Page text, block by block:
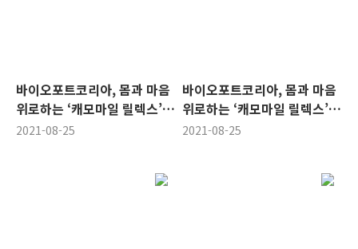
바이오포트코리아, 몸과 마음
위로하는 ‘캐모마일 릴렉스’
코스트코 출시
2021-08-25
바이오포트코리아, 몸과 마음
위로하는 ‘캐모마일 릴렉스’
코스트코 출시
2021-08-25